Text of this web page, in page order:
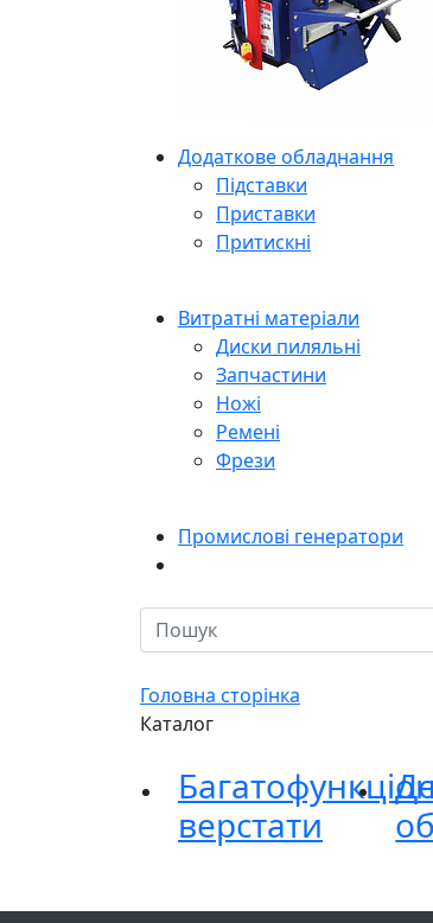
Додаткове обладнання
Підставки
Приставки
Притискні
Витратні матеріали
Диски пиляльні
Запчастини
Ножі
Ремені
Фрези
Промислові генератори
Головна сторінка
Каталог
верстати